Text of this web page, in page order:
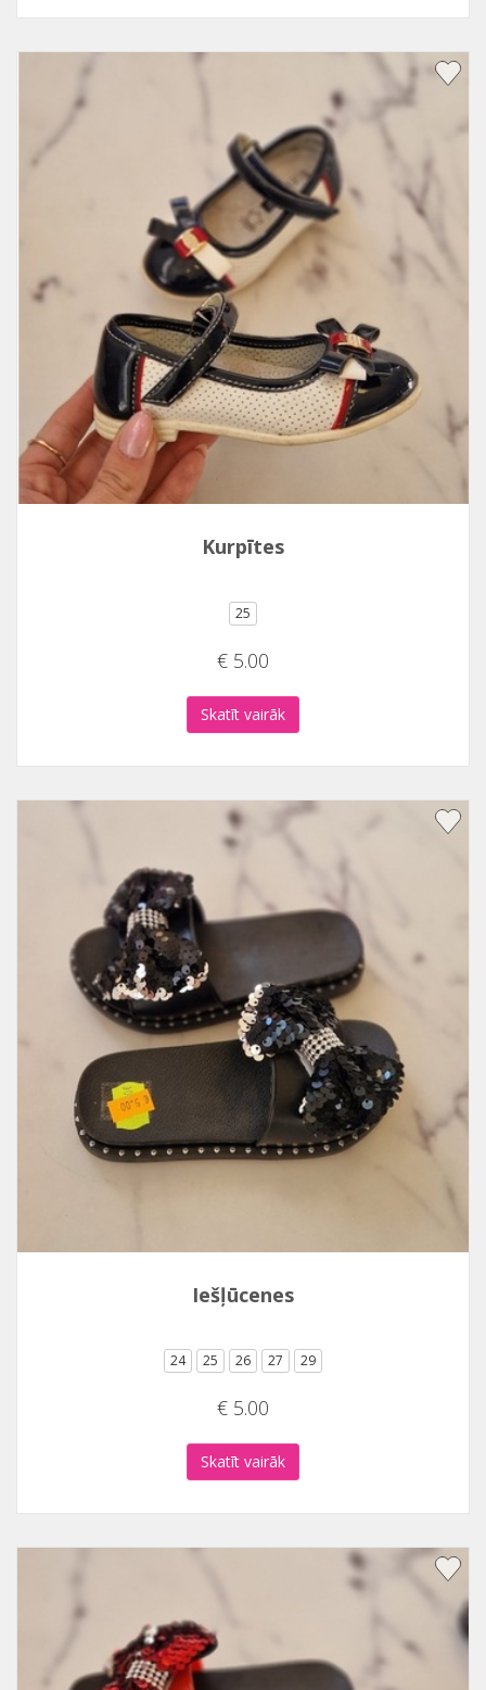
Kurpītes
25
€ 5.00
Skatīt vairāk
Iešļūcenes
24 25 26 27 29
€ 5.00
Skatīt vairāk